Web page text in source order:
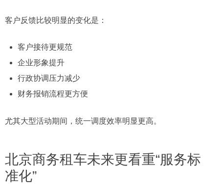
客户反馈比较明显的变化是：
客户接待更规范
企业形象提升
行政协调压力减少
财务报销流程更方便
尤其大型活动期间，统一调度效率明显更高。
北京商务租车未来更看重“服务标
准化”